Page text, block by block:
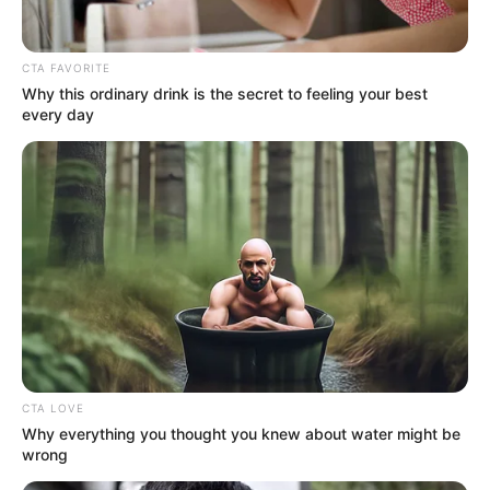
Policía y la Alcaldía del municipio.
CTA FAVORITE
Why this ordinary drink is the secret to feeling your best
every day
CTA LOVE
Why everything you thought you knew about water might be
wrong